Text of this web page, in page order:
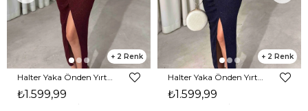
2
₺1.599,99
2
₺1.599,99